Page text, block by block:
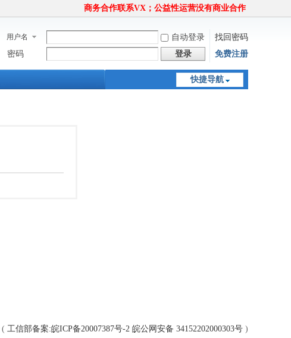
商务合作联系VX；公益性运营没有商业合作
用户名 自动登录
找回密码
密码
登录 免费注册
快捷导航
( 工信部备案:皖ICP备20007387号-2 皖公网安备 34152202000303号 )